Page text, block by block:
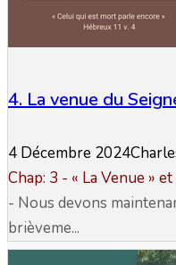
4. La venue du
4 Décembre 2024
Chap: 3 - « La Venue »
- Nous devons
brièveme...